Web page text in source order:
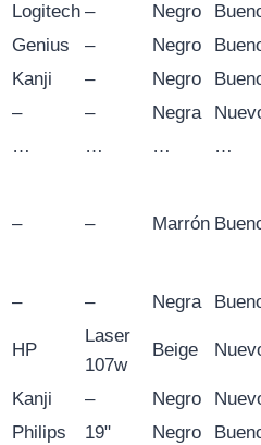
Logitech – Negro
Genius – Negro
Kanji – Negro
– – Negra
… … … …
– – Marrón
– – Negra
HP
Laser
107w
Beige
Kanji – Negro
Philips 19" Negro